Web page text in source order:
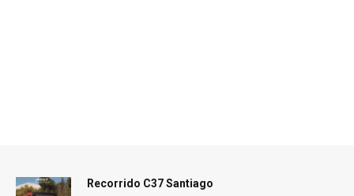
Recorrido C37 Santiago